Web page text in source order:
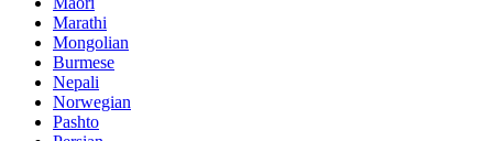
Marathi
Mongolian
Burmese
Nepali
Norwegian
Pashto